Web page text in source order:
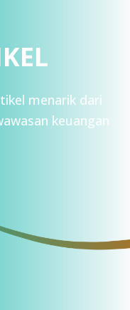
menarik dari
keuangan